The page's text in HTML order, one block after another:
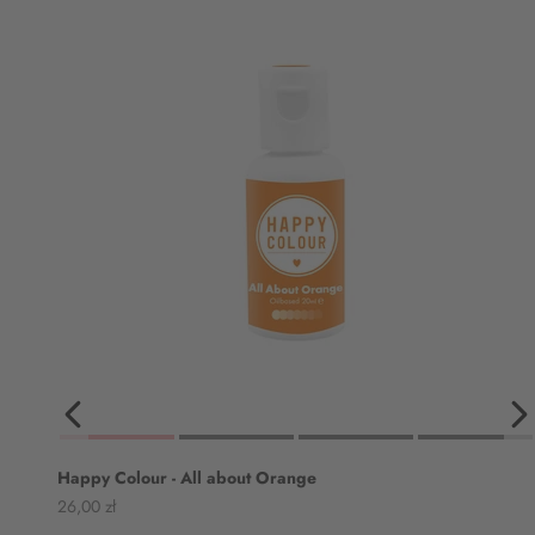
Happy Colour - All about Orange
Angebot
26,00 zł